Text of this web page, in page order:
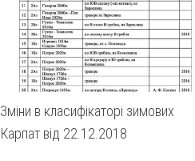
Зміни в класифікаторі зимових
Карпат від 22.12.2018